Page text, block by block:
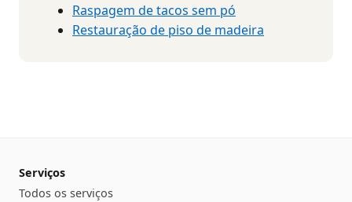
Raspagem de tacos sem pó
Restauração de piso de madeira
Serviços
Todos os serviços